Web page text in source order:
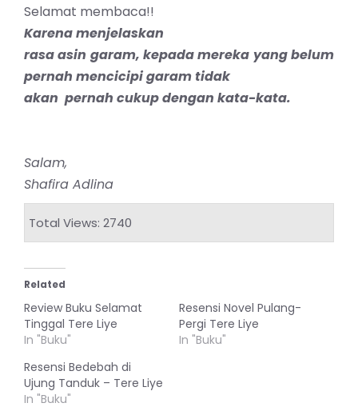
Selamat membaca!!
Karena menjelaskan
rasa asin garam, kepada mereka yang belum
pernah mencicipi garam tidak
akan pernah cukup dengan kata-kata.
Salam,
Shafira Adlina
Total Views: 2740
Related
Review Buku Selamat
Tinggal Tere Liye
In "Buku"
Resensi Novel Pulang-
Pergi Tere Liye
In "Buku"
Resensi Bedebah di
Ujung Tanduk – Tere Liye
In "Buku"